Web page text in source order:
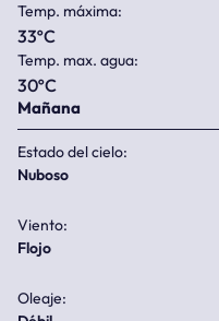
Temp. máxima:
33ºC
Temp. max. agua:
30ºC
Mañana
Estado del cielo:
nuboso
Viento:
flojo
Oleaje: